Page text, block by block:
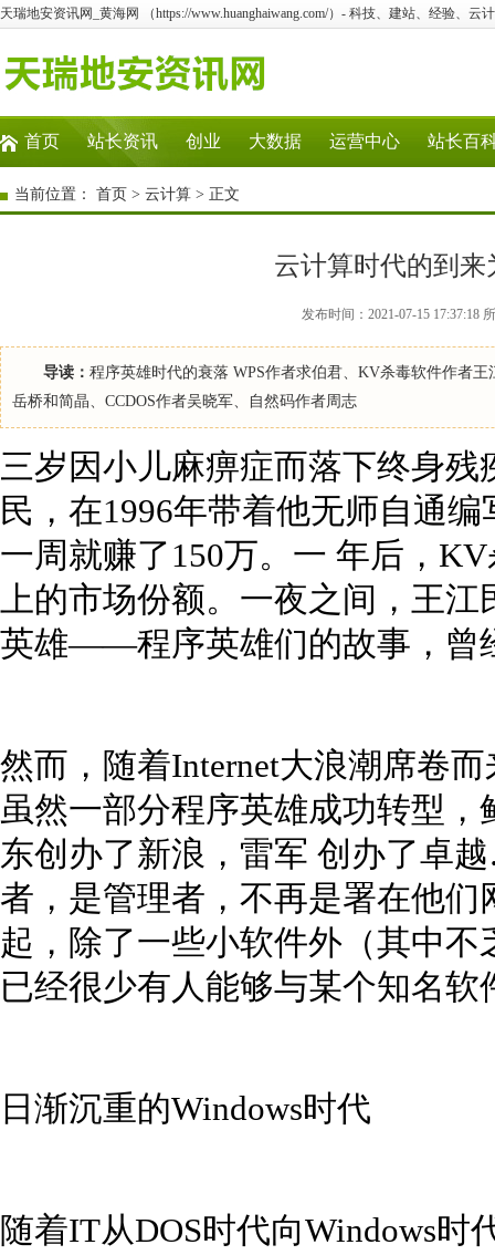
天瑞地安资讯网_黄海网 （https://www.huanghaiwang.com/）- 科技、建站、经验、云
首页 站长资讯 创业 大数据 运营中心 站长百
当前位置： 首页 > 云计算 > 正文
云计算时代的到
发布时间：2021-07-15 17:37:18
导读： 程序英雄时代的衰落 WPS作者求伯君、KV杀毒软件作者
岳桥和简晶、CCDOS作者吴晓军、自然码作者周志
三岁因小儿麻痹症而落下终身
民，在1996年带着他无师自通
一周就赚了150万。一 年后，
上的市场份额。一夜之间，王
英雄——程序英雄们的故事，曾
然而，随着Internet大浪潮席卷
虽然一部分程序英雄成功转型
东创办了新浪，雷军 创办了卓
者，是管理者，不再是署在他们
起，除了一些小软件外（其中不
已经很少有人能够与某个知名软
日渐沉重的Windows时代
随着IT从DOS时代向Windows